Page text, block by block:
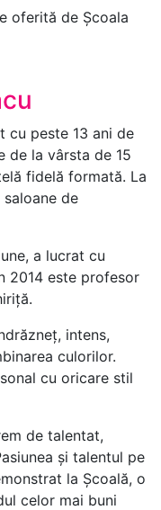
oferită de Școala
cu peste 13 ani de
de la vârsta de 15
fidelă formată. La
de
a lucrat cu
2014 este profesor
intens,
culorilor.
cu oricare stil
de talentat,
și talentul pe
la Școală, o
celor mai buni